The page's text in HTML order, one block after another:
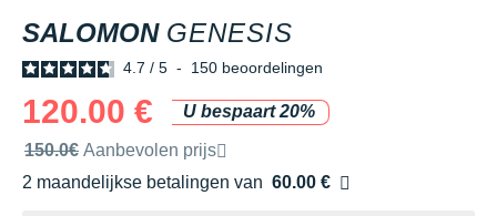
SALOMON GENESIS
4.7 / 5 - 150 beoordelingen
120.00 €
U bespaart 20%
Door het merk aanbevolen verkoopprijs
150.0€ Aanbevolen prijs
2 maandelijkse betalingen van 60.00 €
zonder kosten